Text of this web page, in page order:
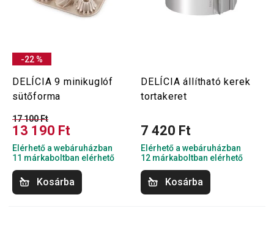
-22 %
DELÍCIA 9 minikuglóf
sütőforma
17 100 Ft
13 190 Ft
Elérhető a webáruházban
11 márkaboltban elérhető
Kosárba
DELÍCIA állítható kerek
tortakeret
7 420 Ft
Elérhető a webáruházban
12 márkaboltban elérhető
Kosárba